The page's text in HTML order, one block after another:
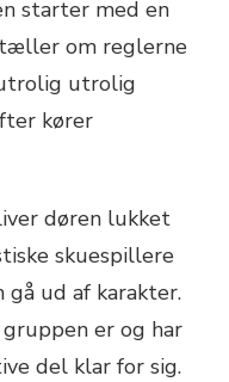
starter med en
om reglerne
utrolig
kører
døren lukket
skuespillere
gå ud af karakter.
er og har
del klar for sig.